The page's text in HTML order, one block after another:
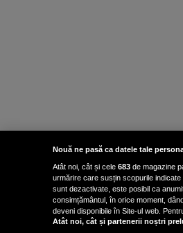
Nouă ne pasă ca datele tale
Atât noi, cât și cele 683 de magazine
urmărire care susțin scopurile
sunt dezactivate, este posibil ca
consimțământul, în orice moment,
deveni disponibile în Site-ul web.
Atât noi, cât și partenerii noștri